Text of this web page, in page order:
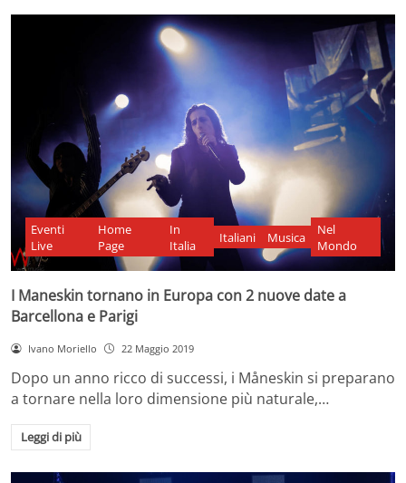
Eventi
Live
Home
Page
In
Italia
Italiani Musica
Nel
Mondo
I Maneskin tornano in Europa con 2 nuove date a
Barcellona e Parigi
Ivano Moriello 22 Maggio 2019
Dopo un anno ricco di successi, i Måneskin si preparano
a tornare nella loro dimensione più naturale,…
Leggi di più